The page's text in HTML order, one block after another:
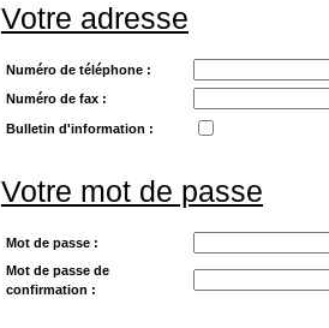
Votre adresse
Numéro de téléphone :
Numéro de fax :
Bulletin d'information :
Votre mot de passe
Mot de passe :
Mot de passe de
confirmation :